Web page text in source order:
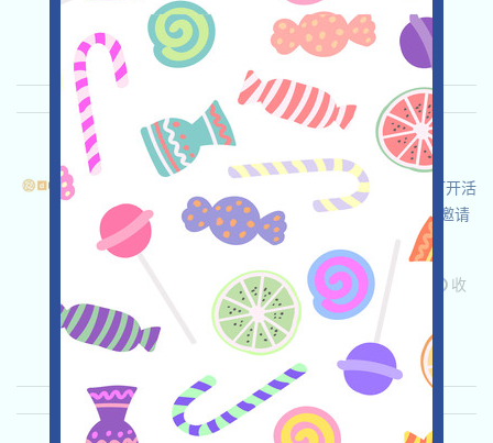
2026/04/20
重要程度: ★★★ 3.0 查阅详情
DFusion-Pts 语言：
dFusion正在空投，這是一個AI智能網絡項目，打开活
动页面，自行儘調並確保安全，完成各项任务，邀请
获得更多！
关联: ETH/ERC/EVM Mail
收
录时间: 2026/04/02
重要程度:
★★★☆3.1 查阅详情